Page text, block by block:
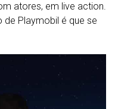
atores, em live action.
de Playmobil é que se